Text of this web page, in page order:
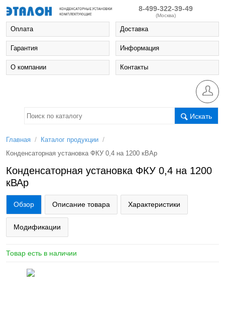
8-499-322-39-49
(Москва)
Оплата Доставка
Гарантия Информация
О компании Контакты
Искать
Главная / Каталог продукции /
Конденсаторная установка ФКУ 0,4 на 1200 кВАр
Конденсаторная установка ФКУ 0,4 на 1200
кВАр
Обзор Описание товара Характеристики
Модификации
Товар есть в наличии